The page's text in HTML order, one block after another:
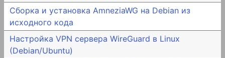
Сборка и установка AmneziaWG на Debian из
исходного кода
Настройка VPN сервера WireGuard в Linux
(Debian/Ubuntu)